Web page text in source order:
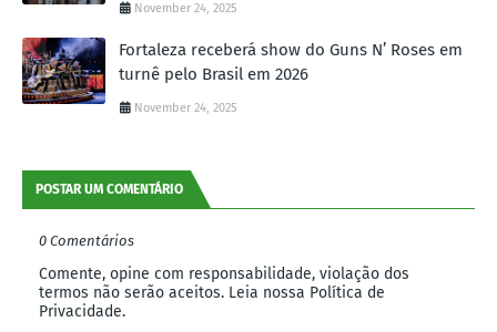
November 24, 2025
Fortaleza receberá show do Guns N’ Roses em
turnê pelo Brasil em 2026
November 24, 2025
POSTAR UM COMENTÁRIO
0 Comentários
Comente, opine com responsabilidade, violação dos
termos não serão aceitos. Leia nossa Política de
Privacidade.